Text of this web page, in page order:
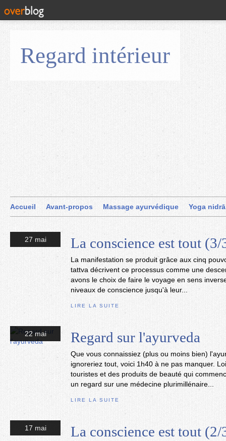
Regard intérieur
Accueil Avant-propos Massage ayurvédique Yoga nidrā
27 mai La conscience est tout (3/
La manifestation se produit grâce aux cinq
tattva décrivent ce processus comme une
avons le choix de faire le voyage en sens
niveaux de conscience jusqu'à leur...
LIRE LA SUITE
22 mai Regard sur l'ayurveda
Que vous connaissiez (plus ou moins bien)
ignoreriez tout, voici 1h40 à ne pas manquer.
touristes et des produits de beauté qui
un regard sur une médecine plurimillénaire...
LIRE LA SUITE
17 mai La conscience est tout (2/